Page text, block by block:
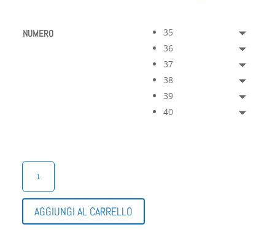
NUMERO
35
36
37
38
39
40
CIABATTA
RAGAZZO
COMODA
QUANTITÀ
AGGIUNGI AL CARRELLO